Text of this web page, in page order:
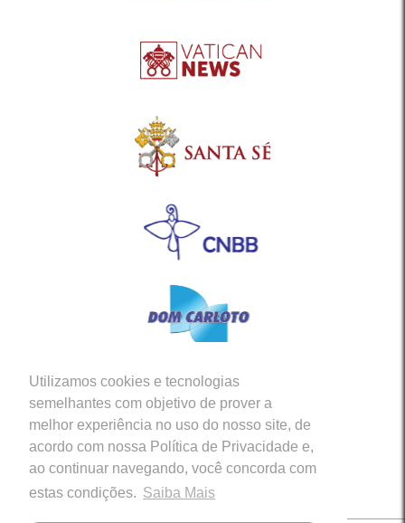
Utilizamos cookies e tecnologias
semelhantes com objetivo de prover a
melhor experiência no uso do nosso site, de
acordo com nossa Política de Privacidade e,
ao continuar navegando, você concorda com
estas condições. Saiba Mais
Siga-nos em nossas Redes Sociais